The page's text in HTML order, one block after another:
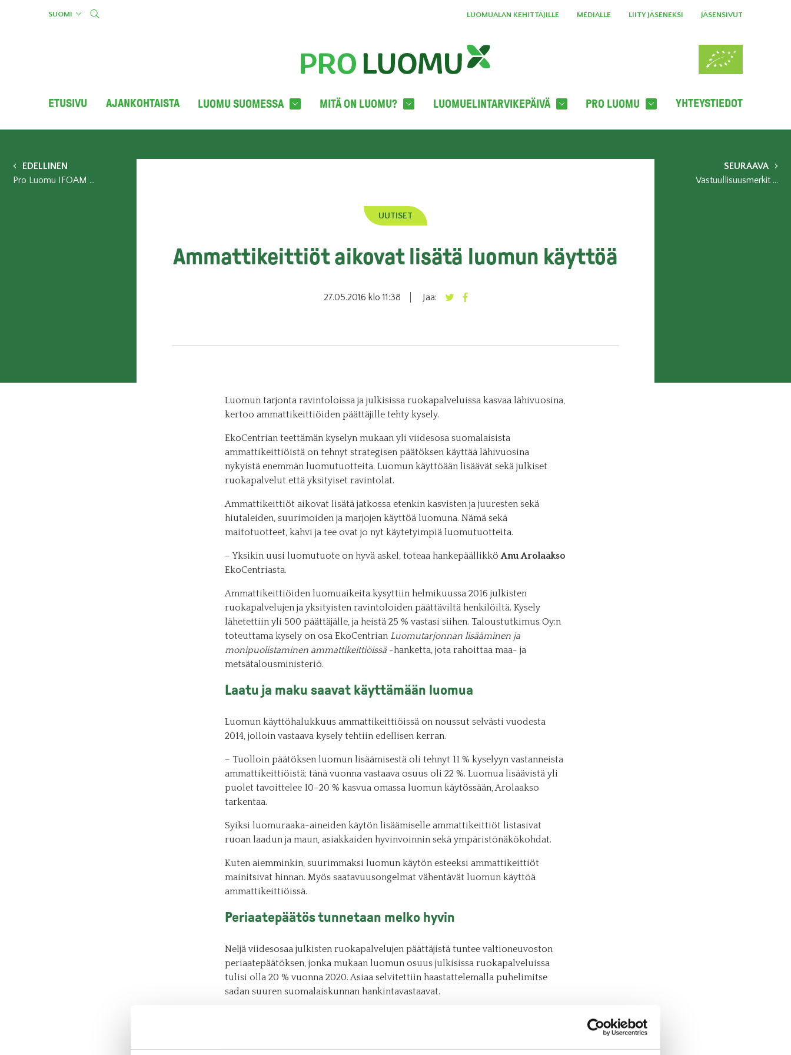
SUOMI LUOMUALAN KEHITTÄJILLE MEDIALLE LIITY JÄSENEKSI JÄSENSIVUT
ETUSIVU AJANKOHTAISTA LUOMU SUOMESSA MITÄ ON LUOMU? LUOMUELINTARVIKEPÄIVÄ PRO LUOMU YHTEYSTIEDOT
EDELLINEN
Pro Luomu IFOAM EU:n jäseneksi
SEURAAVA
Vastuullisuusmerkit haastavat kunnat lisäämään kestäviä hankintoja
UUTISET
Ammattikeittiöt aikovat lisätä luomun käyttöä
27.05.2016 klo 11:38 Jaa:
Luomun tarjonta ravintoloissa ja julkisissa ruokapalveluissa kasvaa lähivuosina,
kertoo ammattikeittiöiden päättäjille tehty kysely.
EkoCentrian teettämän kyselyn mukaan yli viidesosa suomalaisista
ammattikeittiöistä on tehnyt strategisen päätöksen käyttää lähivuosina
nykyistä enemmän luomutuotteita. Luomun käyttöään lisäävät sekä julkiset
ruokapalvelut että yksityiset ravintolat.
Ammattikeittiöt aikovat lisätä jatkossa etenkin kasvisten ja juuresten sekä
hiutaleiden, suurimoiden ja marjojen käyttöä luomuna. Nämä sekä
maitotuotteet, kahvi ja tee ovat jo nyt käytetyimpiä luomutuotteita.
– Yksikin uusi luomutuote on hyvä askel, toteaa hankepäällikköAnu Arolaakso
EkoCentriasta.
Ammattikeittiöiden luomuaikeita kysyttiin helmikuussa 2016 julkisten
ruokapalvelujen ja yksityisten ravintoloiden päättäviltä henkilöiltä. Kysely
lähetettiin yli 500 päättäjälle, ja heistä 25 % vastasi siihen. Taloustutkimus Oy:n
toteuttama kysely on osa EkoCentrian Luomutarjonnan lisääminen ja
monipuolistaminen ammattikeittiöissä-hanketta, jota rahoittaa maa- ja
metsätalousministeriö.
Laatu ja maku saavat käyttämään luomua
Luomun käyttöhalukkuus ammattikeittiöissä on noussut selvästi vuodesta
2014, jolloin vastaava kysely tehtiin edellisen kerran.
– Tuolloin päätöksen luomun lisäämisestä oli tehnyt 11 % kyselyyn vastanneista
ammattikeittiöistä; tänä vuonna vastaava osuus oli 22 %. Luomua lisäävistä yli
puolet tavoittelee 10–20 % kasvua omassa luomun käytössään, Arolaakso
tarkentaa.
Syiksi luomuraaka-aineiden käytön lisäämiselle ammattikeittiöt listasivat
ruoan laadun ja maun, asiakkaiden hyvinvoinnin sekä ympäristönäkökohdat.
Kuten aiemminkin, suurimmaksi luomun käytön esteeksi ammattikeittiöt
mainitsivat hinnan. Myös saatavuusongelmat vähentävät luomun käyttöä
ammattikeittiöissä.
Periaatepäätös tunnetaan melko hyvin
Neljä viidesosaa julkisten ruokapalvelujen päättäjistä tuntee valtioneuvoston
periaatepäätöksen, jonka mukaan luomun osuus julkisissa ruokapalveluissa
tulisi olla 20 % vuonna 2020. Asiaa selvitettiin haastattelemalla puhelimitse
sadan suuren suomalaiskunnan hankintavastaavat.